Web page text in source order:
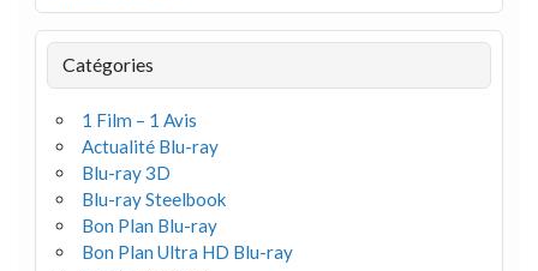
Catégories
1 Film – 1 Avis
Actualité Blu-ray
Blu-ray 3D
Blu-ray Steelbook
Bon Plan Blu-ray
Bon Plan Ultra HD Blu-ray